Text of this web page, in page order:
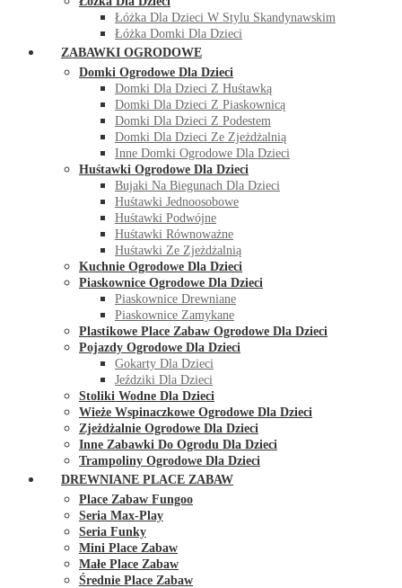
Łóżka Dla Dzieci W Stylu Skandynawskim
Łóżka Domki Dla Dzieci
ZABAWKI OGRODOWE
Domki Ogrodowe Dla Dzieci
Domki Dla Dzieci Z Huśtawką
Domki Dla Dzieci Z Piaskownicą
Domki Dla Dzieci Z Podestem
Domki Dla Dzieci Ze Zjeżdżalnią
Inne Domki Ogrodowe Dla Dzieci
Huśtawki Ogrodowe Dla Dzieci
Bujaki Na Biegunach Dla Dzieci
Huśtawki Jednoosobowe
Huśtawki Podwójne
Huśtawki Równoważne
Huśtawki Ze Zjeżdżalnią
Kuchnie Ogrodowe Dla Dzieci
Piaskownice Ogrodowe Dla Dzieci
Piaskownice Drewniane
Piaskownice Zamykane
Plastikowe Place Zabaw Ogrodowe Dla Dzieci
Pojazdy Ogrodowe Dla Dzieci
Gokarty Dla Dzieci
Jeździki Dla Dzieci
Stoliki Wodne Dla Dzieci
Wieże Wspinaczkowe Ogrodowe Dla Dzieci
Zjeżdżalnie Ogrodowe Dla Dzieci
Inne Zabawki Do Ogrodu Dla Dzieci
Trampoliny Ogrodowe Dla Dzieci
DREWNIANE PLACE ZABAW
Place Zabaw Fungoo
Seria Max-Play
Seria Funky
Mini Place Zabaw
Małe Place Zabaw
Średnie Place Zabaw